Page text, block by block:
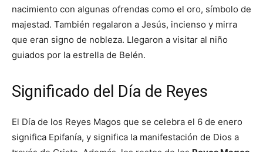
nacimiento con algunas ofrendas como el oro, símbolo de
majestad. También regalaron a Jesús, incienso y mirra
que eran signo de nobleza. Llegaron a visitar al niño
guiados por la estrella de Belén.
Significado del Día de Reyes
El Día de los Reyes Magos que se celebra el 6 de enero
significa Epifanía, y significa la manifestación de Dios a